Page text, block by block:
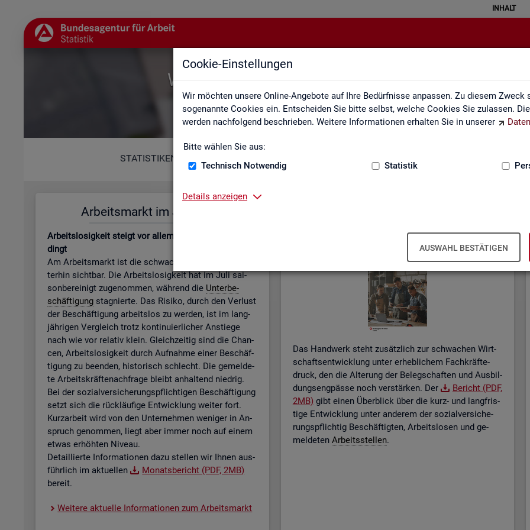
Cookie-Einstellungen
Wir möchten unsere Online-Angebote auf Ihre Bedürfnisse anpassen. Zu diesem Zweck
sogenannte Cookies ein. Entscheiden Sie bitte selbst, welche Cookies Sie zulassen.
werden nachfolgend beschrieben. Weitere Informationen erhalten Sie in unserer
Bitte wählen Sie aus:
Technisch Notwendig
Statistik
Details anzeigen
AUSWAHL BESTÄTIGEN
INHALT
Willkommen bei der Statistik der
STATISTIKEN
Ar­beits­markt im Juli 2026
Ar­beits­lo­sig­keit steigt vor allem jah­res­zeit­lich be­
dingt
Am Ar­beits­markt ist die schwa­che Kon­junk­tur wei­
ter­hin sicht­bar. Die Ar­beits­lo­sig­keit hat im Juli sai­
son­be­rei­nigt zu­ge­nom­men, wäh­rend die Un­ter­be­
schäf­ti­gung sta­gnier­te. Das Ri­si­ko, durch den Ver­lust
der Be­schäf­ti­gung ar­beits­los zu wer­den, ist im lang­
jäh­ri­gen Ver­gleich trotz kon­ti­nu­ier­li­cher An­stie­ge
nach wie vor re­la­tiv klein. Gleich­zei­tig sind die Chan­
cen, Ar­beits­lo­sig­keit durch Auf­nah­me einer Be­schäf­
ti­gung zu be­en­den, his­to­risch schlecht. Die ge­mel­de­
te Ar­beits­kräf­te­nach­fra­ge bleibt an­hal­tend nied­rig.
Bei der so­zi­al­ver­si­che­rungs­pflich­ti­gen Be­schäf­ti­gung
setzt sich die rück­läu­fi­ge Ent­wick­lung wei­ter fort.
Kurz­ar­beit wird von den Un­ter­neh­men we­ni­ger in An­
spruch ge­nom­men, liegt aber immer noch auf einem
etwas er­höh­ten Ni­veau.
De­tail­lier­te In­for­ma­tio­nen dazu stel­len wir Ihnen aus­
führ­lich im ak­tu­el­len
Mo­nats­be­richt (PDF, 2MB)
be­reit.
Wei­te­re ak­tu­el­le In­for­ma­tio­nen zum Ar­beits­markt
Das Hand­werk steht zu­sätz­lich zur schwa­chen Wirt­
schafts­ent­wick­lung unter er­heb­li­chem Fach­kräf­te­
druck, den die Al­te­rung der Be­leg­schaf­ten und Aus­bil­
dungs­eng­päs­se noch ver­stär­ken. Der
Be­richt (PDF,
2MB) gibt einen Über­blick über die kurz- und lang­fris­
ti­ge Ent­wick­lung unter an­de­rem der so­zi­al­ver­si­che­
rungs­pflich­tig Be­schäf­tig­ten, Ar­beits­lo­sen und ge­
mel­de­ten Ar­beits­stel­len.